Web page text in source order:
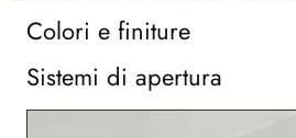
Colori e finiture
Sistemi di apertura